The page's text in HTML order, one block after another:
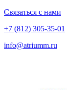
Связаться с нами
+7 (812) 305-35-01
info@atriumm.ru